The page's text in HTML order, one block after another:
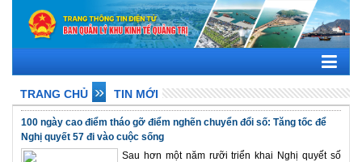
TRANG CHỦ TIN MỚI
100 ngày cao điểm tháo gỡ điểm nghẽn chuyển đổi số: Tăng tốc để
Nghị quyết 57 đi vào cuộc sống
Sau hơn một năm rưỡi triển khai Nghị quyết số